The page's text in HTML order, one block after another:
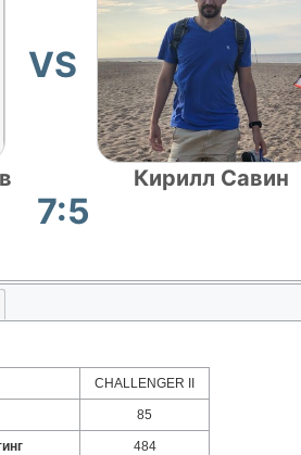
VS
Кирилл Савин
7:5
CHALLENGER II
85
484